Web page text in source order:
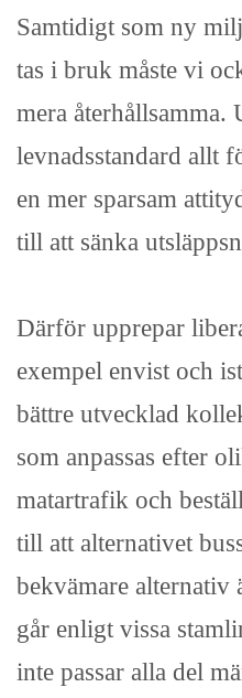
Samtidigt som ny
tas i bruk måste vi
mera återhållsamma.
levnadsstandard allt
en mer sparsam
till att sänka
Därför upprepar
exempel envist och
bättre utvecklad
som anpassas efter
matartrafik och
till att alternativet
bekvämare alternativ
går enligt vissa
inte passar alla del